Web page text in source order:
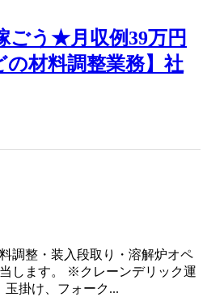
ごう★月収例39万円
の材料調整業務】社
調整・装入段取り・溶解炉オペ
します。 ※クレーンデリック運
玉掛け、フォーク...